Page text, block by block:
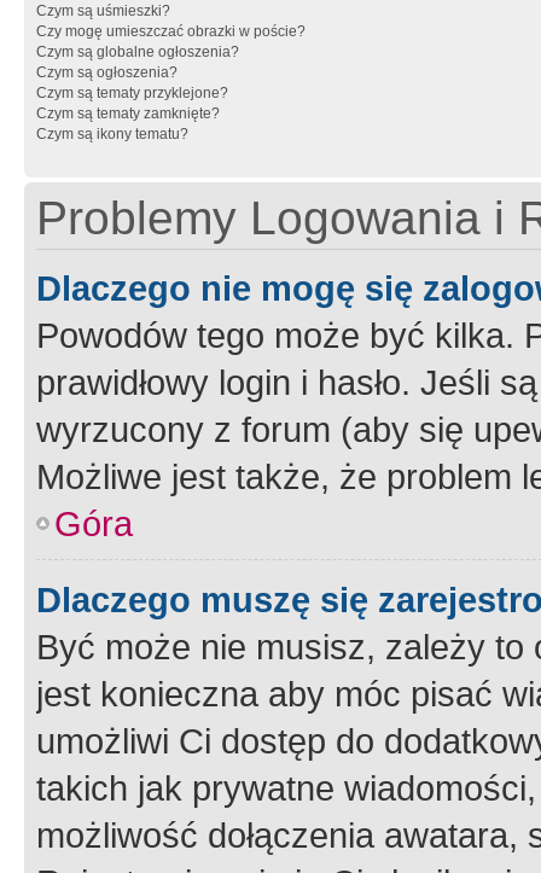
Czym są uśmieszki?
Czy mogę umieszczać obrazki w poście?
Czym są globalne ogłoszenia?
Czym są ogłoszenia?
Czym są tematy przyklejone?
Czym są tematy zamknięte?
Czym są ikony tematu?
Problemy Logowania i
Dlaczego nie mogę się
Powodów tego może być kilka.
prawidłowy login i hasło. Jeśli
wyrzucony z forum (aby się
Możliwe jest także, że problem
Góra
Dlaczego muszę się
Być może nie musisz, zależy
jest konieczna aby móc pisać
umożliwi Ci dostęp do
takich jak prywatne
możliwość dołączenia